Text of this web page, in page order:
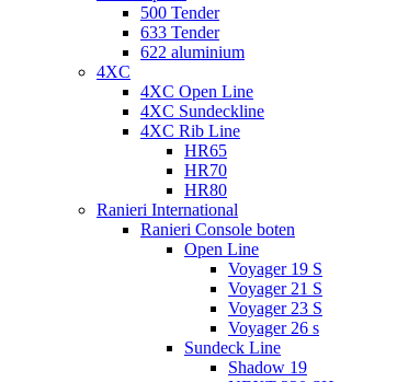
500 Tender
633 Tender
622 aluminium
4XC
4XC Open Line
4XC Sundeckline
4XC Rib Line
HR65
HR70
HR80
Ranieri International
Ranieri Console boten
Open Line
Voyager 19 S
Voyager 21 S
Voyager 23 S
Voyager 26 s
Sundeck Line
Shadow 19